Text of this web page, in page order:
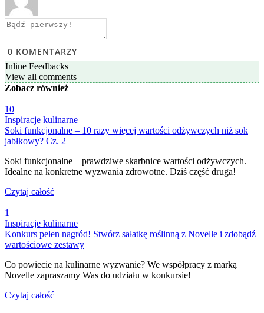
0 KOMENTARZY
Inline Feedbacks
View all comments
Zobacz również
10
Inspiracje kulinarne
Soki funkcjonalne – 10 razy więcej wartości odżywczych niż sok
jabłkowy? Cz. 2
Soki funkcjonalne – prawdziwe skarbnice wartości odżywczych.
Idealne na konkretne wyzwania zdrowotne. Dziś część druga!
Czytaj całość
1
Inspiracje kulinarne
Konkurs pełen nagród! Stwórz sałatkę roślinną z Novelle i zdobądź
wartościowe zestawy
Co powiecie na kulinarne wyzwanie? We współpracy z marką
Novelle zapraszamy Was do udziału w konkursie!
Czytaj całość